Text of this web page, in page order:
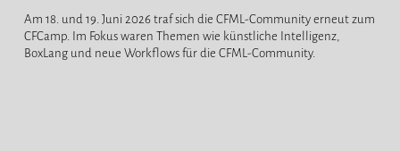
Am 18. und 19. Juni 2026 traf sich die CFML-Community erneut zum
CFCamp. Im Fokus waren Themen wie künstliche Intelligenz,
BoxLang und neue Workflows für die CFML-Community.